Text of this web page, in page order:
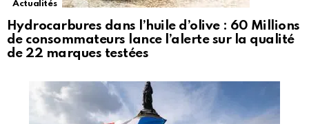
Actualités
Hydrocarbures dans l’huile d’olive : 60 Millions
de consommateurs lance l’alerte sur la qualité
de 22 marques testées